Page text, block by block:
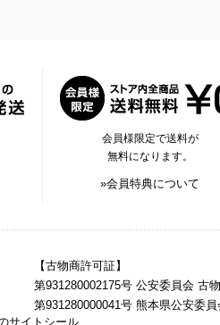
会員様限定で送料が
無料になります。
»会員特典について
【古物商許可証】
第931280002175号 公安委員会 古
第931280000041号 熊本県公安委